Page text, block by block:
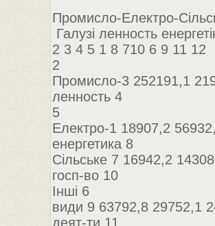
Промисло-Електро-
Галузі ленность
2 3 4 5 1 8 710 6 9 11 12
2
Промисло-3 252191,1
ленность 4
5
Електро-1 18907,2
енергетика 8
Сільське 7 16942,2
госп-во 10
Інші 6
види 9 63792,8 29752,1
деят-ти 11